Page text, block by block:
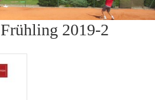
2019-2